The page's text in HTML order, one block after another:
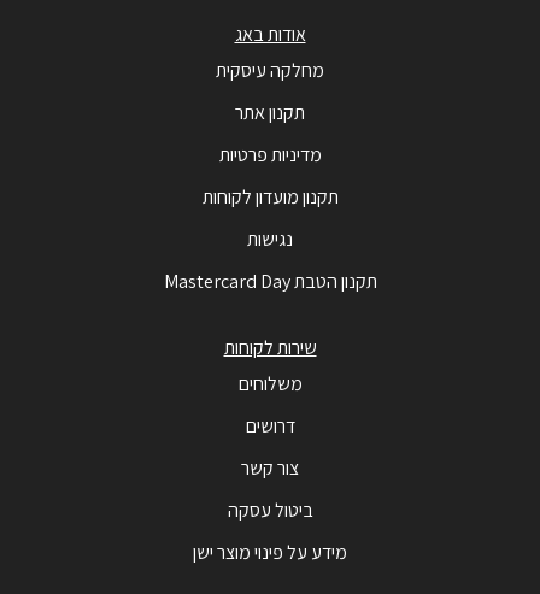
אודות באג
מחלקה עיסקית
תקנון אתר
מדיניות פרטיות
תקנון מועדון לקוחות
נגישות
תקנון הטבת Mastercard Day
שירות לקוחות
משלוחים
דרושים
צור קשר
ביטול עסקה
מידע על פינוי מוצר ישן